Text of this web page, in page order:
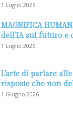
1 Luglio 2026
MAGNIFICA
dell’IA sul futuro e
1 Luglio 2026
L’arte di parlare
risposte che non
1 Giugno 2026